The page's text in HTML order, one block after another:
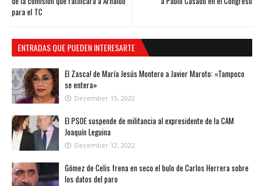
para el TC
ENTRADAS QUE PUEDEN INTERESARTE
El Zasca! de María Jesús Montero a Javier Maroto: «Tampoco
se entera»
December 15, 2022
El PSOE suspende de militancia al expresidente de la CAM
Joaquín Leguina
December 12, 2022
Gómez de Celis frena en seco el bulo de Carlos Herrera sobre
los datos del paro